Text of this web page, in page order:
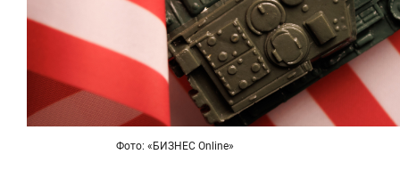
Фото: «БИЗНЕС Online»